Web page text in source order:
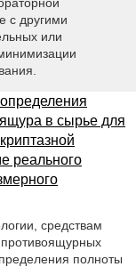
с другими
или
в сырье для
реального
средствам
противоящурных
полноты